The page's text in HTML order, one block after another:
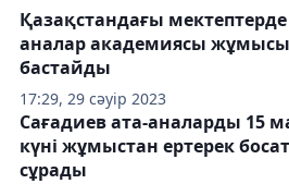
17:29, 29 сәуір 2023
Қазақстандағы мектептерде
аналар академиясы
бастайды
Сағадиев ата-аналарды 15
күнi жұмыстан ертерек
сұрады